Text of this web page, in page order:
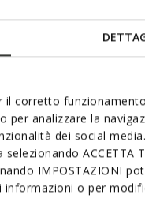
il corretto
analizzare la
dei social
ACCETTA
IMPOSTAZIONI
o per
running-shoe
in a
on and adjust
stable gait